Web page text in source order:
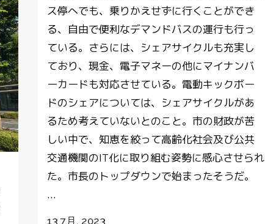
ス停へでも、乗りかえせずに行くことができ
る、自由で便利なデマンドバスの運行も行っ
ている。さらには、シェアサイクルも充実し
ており、現金、電子マネーの他にマイナンバ
ーカードも対応させている。電動キックボー
ドのシェアについては、シェアサイクルがあ
るため考えていないとのこと。市の財政が苦
しい中で、知恵を絞って高齢化社会及び公共
交通機関のIT化に取り組む姿勢に感心させられ
た。市長のトップダウンで始まったそうだ。
...
13 7月, 2023